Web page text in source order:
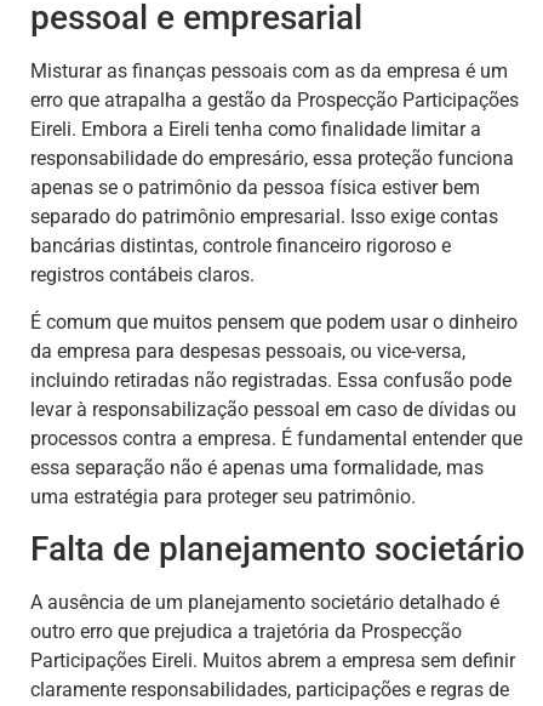
pessoal e empresarial
Misturar as finanças pessoais com as da empresa é um
erro que atrapalha a gestão da Prospecção Participações
Eireli. Embora a Eireli tenha como finalidade limitar a
responsabilidade do empresário, essa proteção funciona
apenas se o patrimônio da pessoa física estiver bem
separado do patrimônio empresarial. Isso exige contas
bancárias distintas, controle financeiro rigoroso e
registros contábeis claros.
É comum que muitos pensem que podem usar o dinheiro
da empresa para despesas pessoais, ou vice-versa,
incluindo retiradas não registradas. Essa confusão pode
levar à responsabilização pessoal em caso de dívidas ou
processos contra a empresa. É fundamental entender que
essa separação não é apenas uma formalidade, mas
uma estratégia para proteger seu patrimônio.
Falta de planejamento societário
A ausência de um planejamento societário detalhado é
outro erro que prejudica a trajetória da Prospecção
Participações Eireli. Muitos abrem a empresa sem definir
claramente responsabilidades, participações e regras de